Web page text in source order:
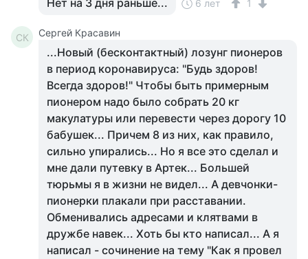
Нет на 3 дня раньше... 6 лет 1
СК Сергей Красавин
...Новый (бесконтактный) лозунг пионеров
в период коронавируса: "Будь здоров!
Всегда здоров!" Чтобы быть примерным
пионером надо было собрать 20 кг
макулатуры или перевести через дорогу 10
бабушек... Причем 8 из них, как правило,
сильно упирались... Но я все это сделал и
мне дали путевку в Артек... Большей
тюрьмы я в жизни не видел... А девчонки-
пионерки плакали при расставании.
Обменивались адресами и клятвами в
дружбе навек... Хоть бы кто написал... А я
написал - сочинение на тему "Как я провел